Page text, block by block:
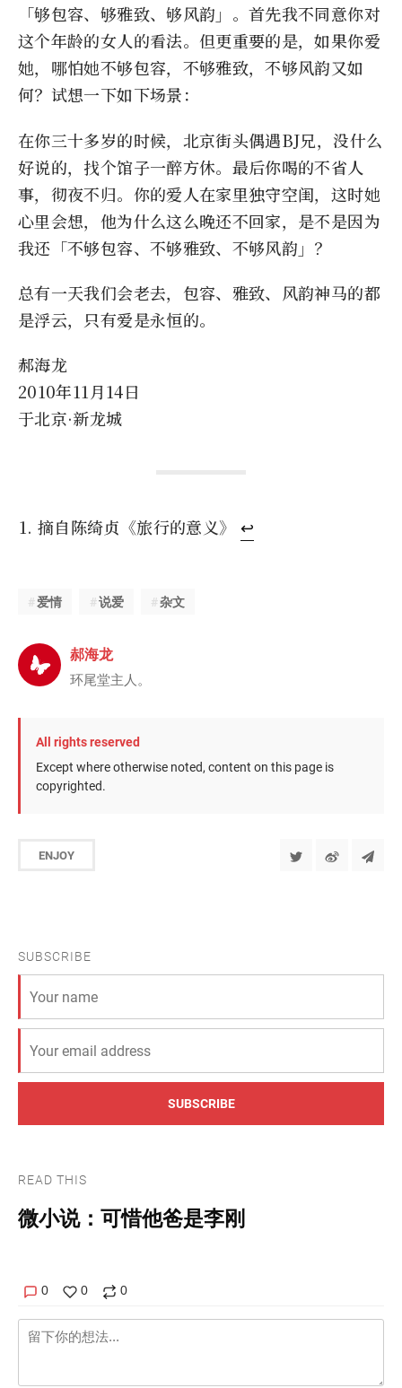
「够包容、够雅致、够风韵」。首先我不同意你对
这个年龄的女人的看法。但更重要的是，如果你爱
她，哪怕她不够包容，不够雅致，不够风韵又如
何？试想一下如下场景：
在你三十多岁的时候，北京街头偶遇BJ兄，没什么
好说的，找个馆子一醉方休。最后你喝的不省人
事，彻夜不归。你的爱人在家里独守空闺，这时她
心里会想，他为什么这么晚还不回家，是不是因为
我还「不够包容、不够雅致、不够风韵」？
总有一天我们会老去，包容、雅致、风韵神马的都
是浮云，只有爱是永恒的。
郝海龙
2010年11月14日
于北京·新龙城
摘自陈绮贞《旅行的意义》 ↩
爱情 说爱 杂文
郝海龙
环尾堂主人。
All rights reserved
Except where otherwise noted, content on this page is
copyrighted.
ENJOY
SUBSCRIBE
SUBSCRIBE
READ THIS
微小说：可惜他爸是李刚